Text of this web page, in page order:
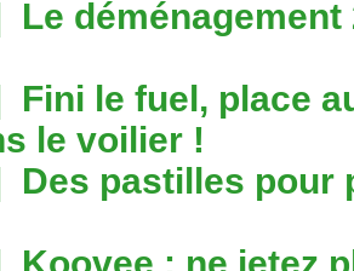
Le
Fini le fuel, place
le voilier !
Des pastilles pour